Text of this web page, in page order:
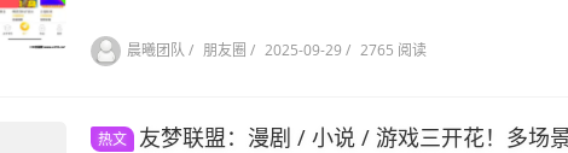
晨曦团队 / 朋友圈 / 2025-09-29 / 2765 阅读
热文 友梦联盟：漫剧 / 小说 / 游戏三开花！多场景赚钱，手机